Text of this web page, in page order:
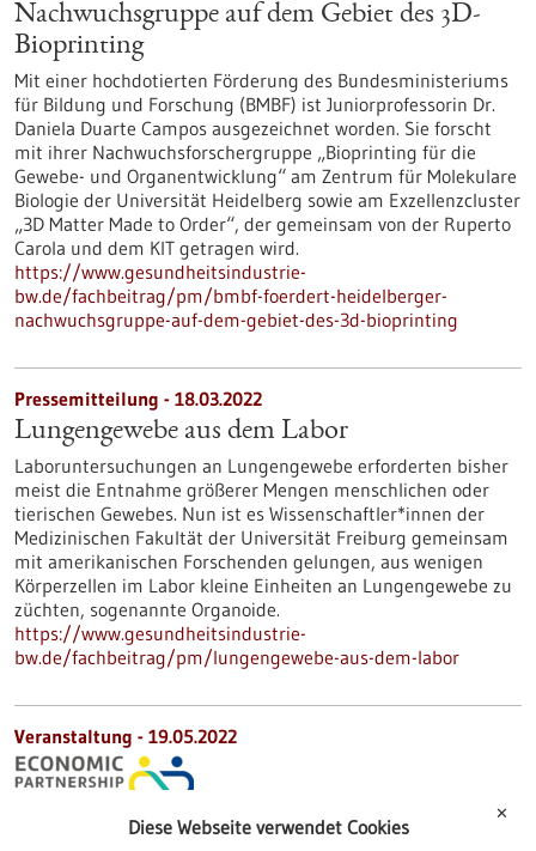
Nachwuchsgruppe auf dem Gebiet des 3D-
Bioprinting
Mit einer hochdotierten Förderung des Bundesministeriums
für Bildung und Forschung (BMBF) ist Juniorprofessorin Dr.
Daniela Duarte Campos ausgezeichnet worden. Sie forscht
mit ihrer Nachwuchsforschergruppe „Bioprinting für die
Gewebe- und Organentwicklung“ am Zentrum für Molekulare
Biologie der Universität Heidelberg sowie am Exzellenzcluster
„3D Matter Made to Order“, der gemeinsam von der Ruperto
Carola und dem KIT getragen wird.
https://www.gesundheitsindustrie-
bw.de/fachbeitrag/pm/bmbf-foerdert-heidelberger-
nachwuchsgruppe-auf-dem-gebiet-des-3d-bioprinting
Pressemitteilung - 18.03.2022
Lungengewebe aus dem Labor
Laboruntersuchungen an Lungengewebe erforderten bisher
meist die Entnahme größerer Mengen menschlichen oder
tierischen Gewebes. Nun ist es Wissenschaftler*innen der
Medizinischen Fakultät der Universität Freiburg gemeinsam
mit amerikanischen Forschenden gelungen, aus wenigen
Körperzellen im Labor kleine Einheiten an Lungengewebe zu
züchten, sogenannte Organoide.
https://www.gesundheitsindustrie-
bw.de/fachbeitrag/pm/lungengewebe-aus-dem-labor
Veranstaltung - 19.05.2022
Lunch & Learn Market Access and
✕
Diese Webseite verwendet Cookies